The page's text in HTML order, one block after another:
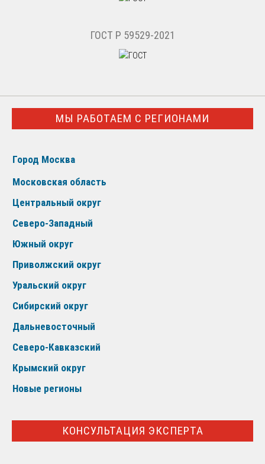
ГОСТ Р 59529-2021
МЫ РАБОТАЕМ С РЕГИОНАМИ
Город Москва
Московская область
Центральный округ
Северо-Западный
Южный округ
Приволжский округ
Уральский округ
Сибирский округ
Дальневосточный
Северо-Кавказский
Крымский округ
Новые регионы
КОНСУЛЬТАЦИЯ ЭКСПЕРТА